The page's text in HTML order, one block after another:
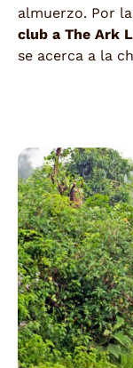
almuerzo. Por
club a The Ark
se acerca a la